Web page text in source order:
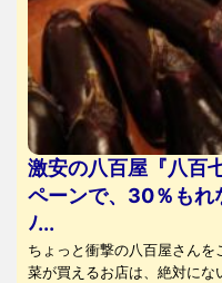
激安の八百屋『八百
ペーンで、30％もれ
ﾉ...
ちょっと衝撃の八百屋さん
菜が買えるお店は、絶対にな